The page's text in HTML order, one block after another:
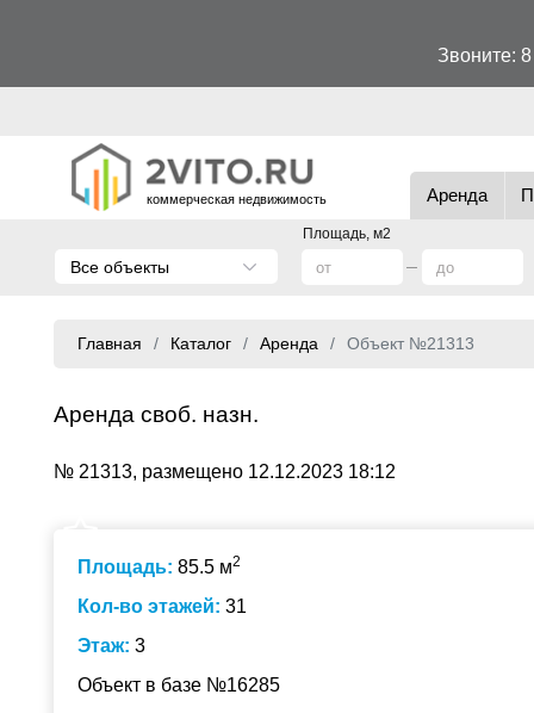
Звоните:
коммерческая недвижимость Аренда
Площадь, м2
Все объекты
Главная Каталог Аренда Объект №21313
Аренда своб. назн.
№ 21313, размещено 12.12.2023 18:12
Площадь: 85.5 м2
Кол-во этажей: 31
Этаж: 3
Объект в базе №16285